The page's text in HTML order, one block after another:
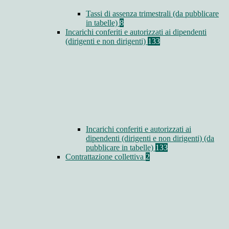
Tassi di assenza trimestrali (da pubblicare
in tabelle) 8
Incarichi conferiti e autorizzati ai dipendenti
(dirigenti e non dirigenti) 133
Incarichi conferiti e autorizzati ai
dipendenti (dirigenti e non dirigenti) (da
pubblicare in tabelle) 133
Contrattazione collettiva 2